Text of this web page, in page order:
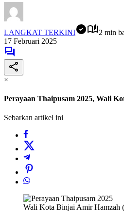
LANGKAT TERKINI
2 min
17 Februari 2025
×
Perayaan Thaipusam 2025, Wali
Sebarkan artikel ini
Wali Kota Binjai Amir Hamzah